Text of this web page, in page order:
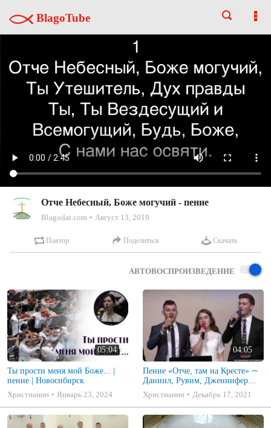
BlagoTube
Отче Небесный, Боже могучий - пение
Blagodat.com Август 13, 2019
Повтор Поделиться Скачать
АВТОВОСПРОИЗВЕДЕНИЕ
05:04
Ты прости меня мой Боже... |
пение | Новосибирск
Христианин
Январь 23, 2024
04:05
Пение «Отче, там на Кресте» ─
Даниил, Рувим, Дженнифер
Стуковы
Христианин Декабрь 17, 2021